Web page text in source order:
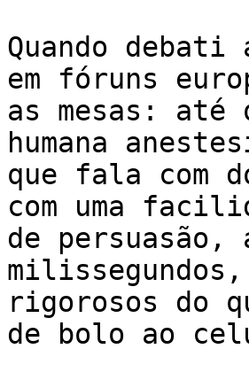
Quando
em fóruns
as mesas: até
humana
que fala com
com uma
de persuasão,
rigorosos do
de bolo ao